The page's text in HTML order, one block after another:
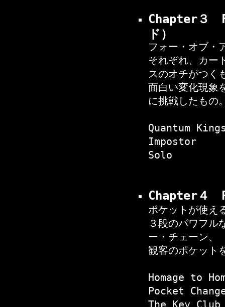
Chapter３
ド）
フォー・オブ・
それぞれ、カー
スのオチがつく
面白い変化現象
に挑戦したもの
Quantum
Impostor
Solo
Chapter４
ポケットが使え
３段のパワフル
ー・チェーン、
観客のポケット
Homage to
Pocket
The Key Club